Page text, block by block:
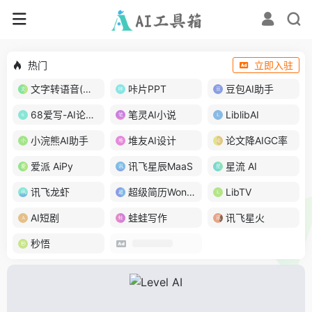
热门
立即入驻
文字转语音(琅琅配音)
咔片PPT 豆包AI助手
68爱写-AI论文写作 笔灵AI小说 LiblibAI
小浣熊AI助手 堆友AI设计 论文降AIGC率
爱派 AiPy 讯飞星辰MaaS 星流 AI
讯飞龙虾 超级简历WonderCV LibTV
AI短剧 蛙蛙写作 讯飞星火
秒悟